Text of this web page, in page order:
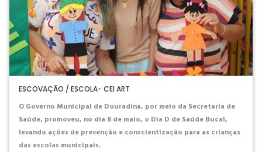
ESCOVAÇÃO / ESCOLA- CEI ART
O Governo Municipal de Douradina, por meio da Secretaria de
Saúde, promoveu, no dia 8 de maio, o Dia D de Saúde Bucal,
levando ações de prevenção e conscientização para as crianças
das escolas municipais.